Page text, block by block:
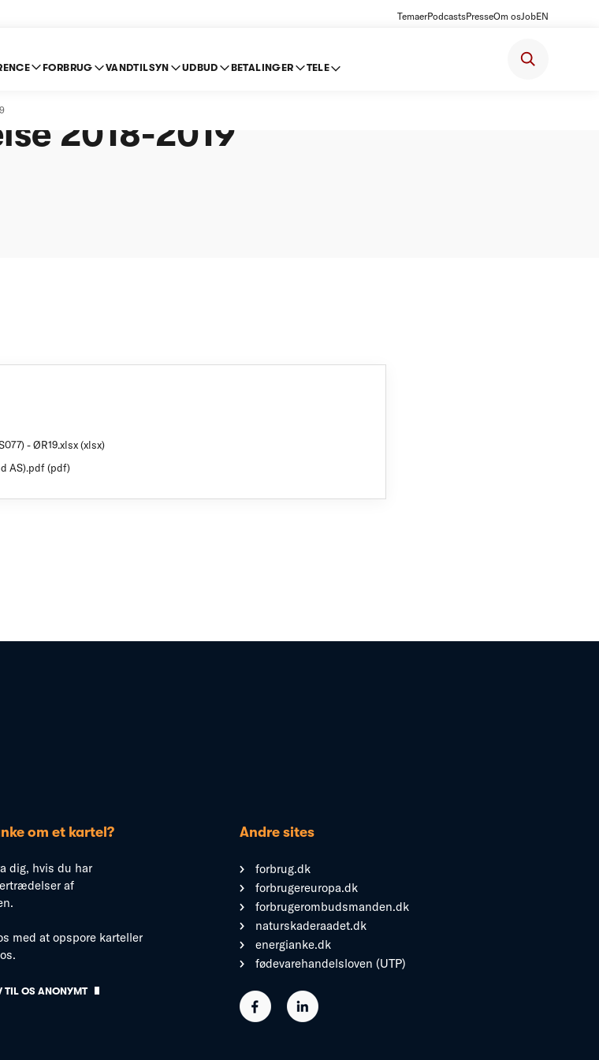
TemaerPodcastsPresseOm osJobEN
FORBRUG VANDTILSYN UDBUD BETALINGER TELE
2018-2019
- ØR19.xlsx (xlsx)
AS).pdf (pdf)
om et kartel?
dig, hvis du har
af
med at opspore karteller
TIL OS ANONYMT
Andre sites
forbrug.dk
forbrugereuropa.dk
forbrugerombudsmanden.dk
naturskaderaadet.dk
energianke.dk
fødevarehandelsloven (UTP)